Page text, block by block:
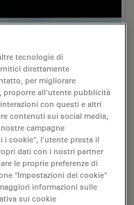
tecnologie di
direttamente
per migliorare
proporre all'utente pubblicità
con questi e altri
contenuti sui social media,
campagne
i cookie", l'utente presta il
dati con i nostri partner
le proprie preferenze di
"Impostazioni dei cookie"
informazioni sulle
sui cookie